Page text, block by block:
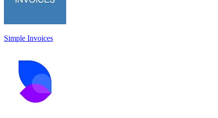
Simple Invoices